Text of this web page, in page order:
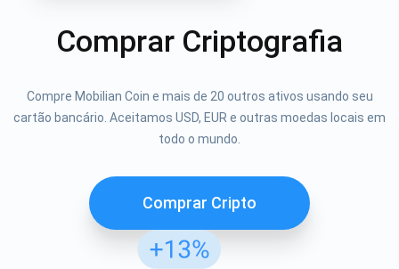
Comprar Criptografia
Compre Mobilian Coin e mais de 20 outros ativos usando seu
cartão bancário. Aceitamos USD, EUR e outras moedas locais em
todo o mundo.
Comprar Cripto